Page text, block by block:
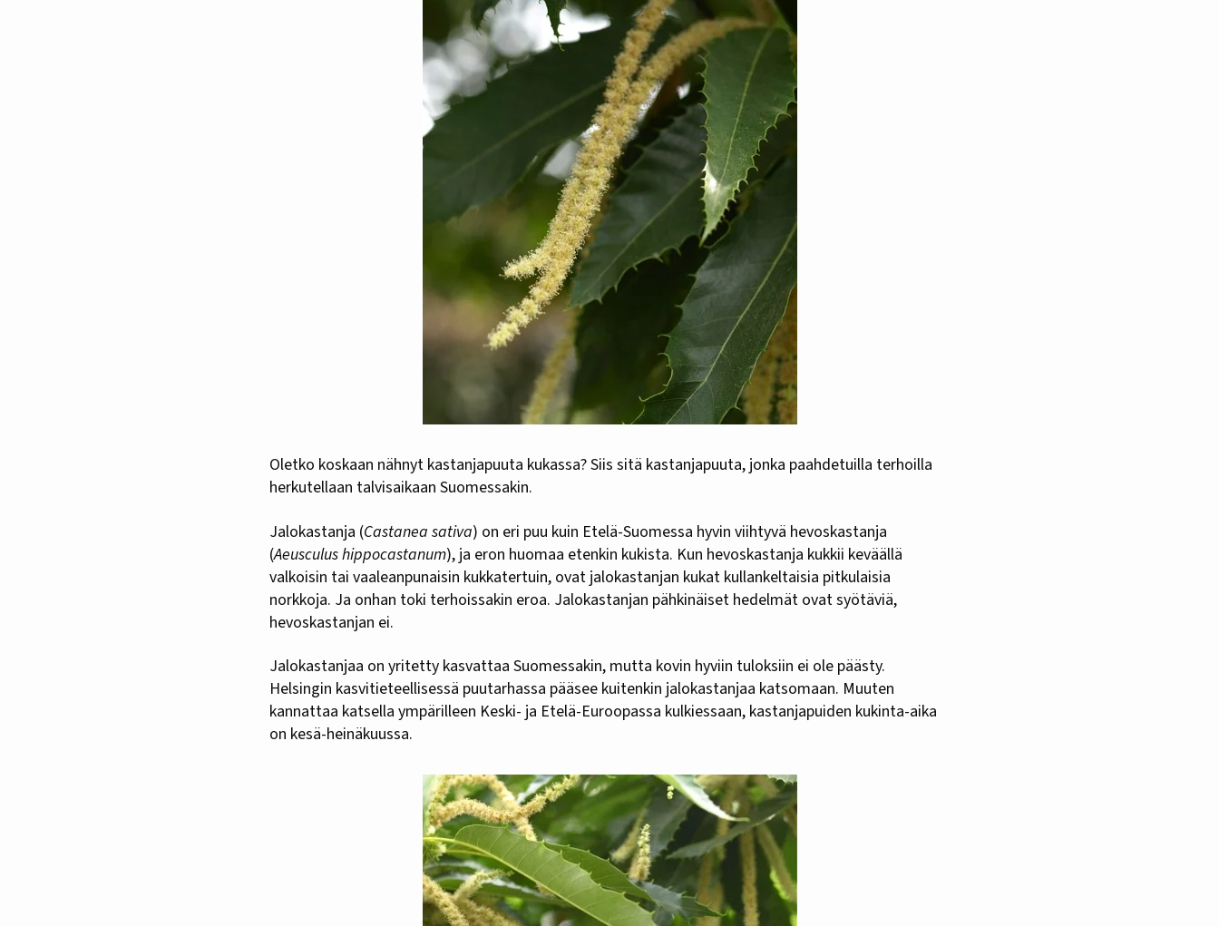
Oletko koskaan nähnyt kastanjapuuta kukassa? Siis sitä kastanjapuuta, jonka paahdetuilla terhoilla
herkutellaan talvisaikaan Suomessakin.
Jalokastanja (Castanea sativa) on eri puu kuin Etelä-Suomessa hyvin viihtyvä hevoskastanja
(Aeusculus hippocastanum), ja eron huomaa etenkin kukista. Kun hevoskastanja kukkii keväällä
valkoisin tai vaaleanpunaisin kukkatertuin, ovat jalokastanjan kukat kullankeltaisia pitkulaisia
norkkoja. Ja onhan toki terhoissakin eroa. Jalokastanjan pähkinäiset hedelmät ovat syötäviä,
hevoskastanjan ei.
Jalokastanjaa on yritetty kasvattaa Suomessakin, mutta kovin hyviin tuloksiin ei ole päästy.
Helsingin kasvitieteellisessä puutarhassa pääsee kuitenkin jalokastanjaa katsomaan. Muuten
kannattaa katsella ympärilleen Keski- ja Etelä-Euroopassa kulkiessaan, kastanjapuiden kukinta-aika
on kesä-heinäkuussa.